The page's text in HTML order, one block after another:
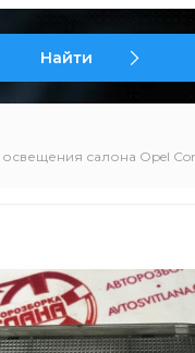
Найти
салона Opel